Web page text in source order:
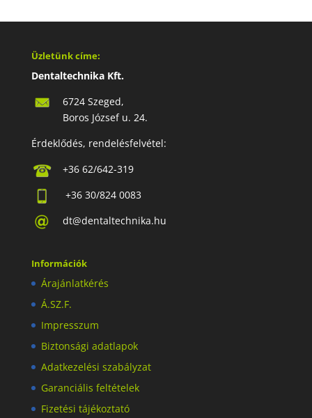
Üzletünk címe:
Dentaltechnika Kft.
6724 Szeged,
Boros József u. 24.
Érdeklődés, rendelésfelvétel:
+36 62/642-319
+36 30/824 0083
dt@dentaltechnika.hu
Információk
Árajánlatkérés
Á.SZ.F.
Impresszum
Biztonsági adatlapok
Adatkezelési szabályzat
Garanciális feltételek
Fizetési tájékoztató